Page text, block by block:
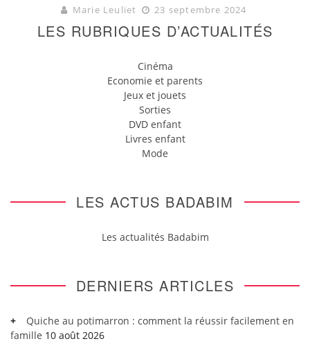
Marie Leuliet 23 septembre 2024
LES RUBRIQUES D’ACTUALITÉS
Cinéma
Economie et parents
Jeux et jouets
Sorties
DVD enfant
Livres enfant
Mode
LES ACTUS BADABIM
Les actualités Badabim
DERNIERS ARTICLES
Quiche au potimarron : comment la réussir facilement en
famille 10 août 2026